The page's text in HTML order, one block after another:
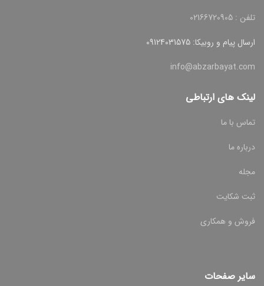
تلفن : 02166720905
ارسال پیام و روبیکا: 09124031575
info@abzarbayat.com
لینک های ارتباطی
تماس با ما
درباره ما
مجله
ثبت شکایت
فروش و همکاری
سایر صفحات